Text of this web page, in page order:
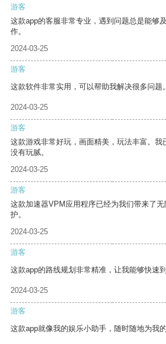
游客
这款app的客服非常专业，遇到问题总是能够
作。
2024-03-25
游客
这款软件非常实用，可以帮助我解决很多问题。
2024-03-25
游客
这款游戏非常好玩，画面精美，玩法丰富。我
没有玩腻。
2024-03-25
游客
这款加速器VPM应用程序已经为我们带来了
护。
2024-03-25
游客
这款app的路线规划非常精准，让我能够快速到
2024-03-25
游客
这款app就像我的娱乐小助手，随时随地为我